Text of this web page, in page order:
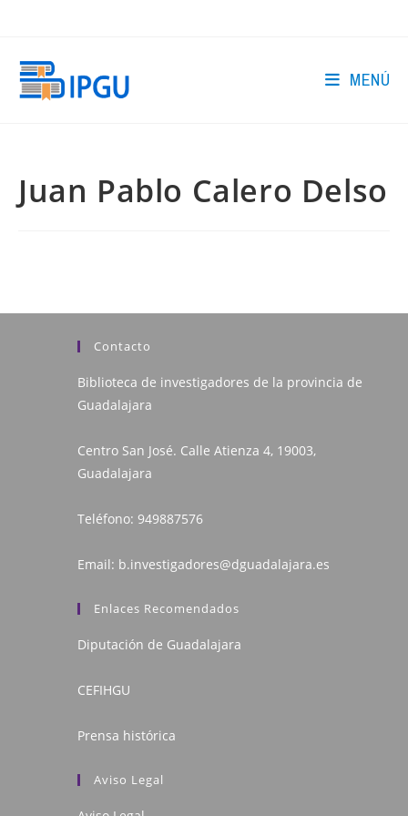
MENÚ
Juan Pablo Calero Delso
Contacto
Biblioteca de investigadores de la provincia de
Guadalajara
Centro San José. Calle Atienza 4, 19003,
Guadalajara
Teléfono: 949887576
Email: b.investigadores@dguadalajara.es
Enlaces Recomendados
Diputación de Guadalajara
CEFIHGU
Prensa histórica
Aviso Legal